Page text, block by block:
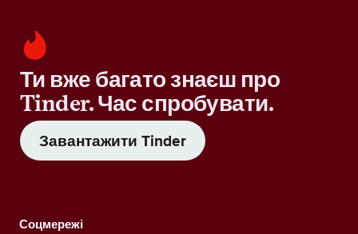
Ти вже багато знаєш про
Tinder. Час спробувати.
Завантажити Tinder
Соцмережі